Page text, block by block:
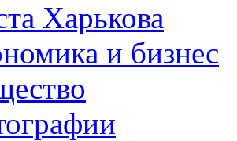
Харькова
и бизнес